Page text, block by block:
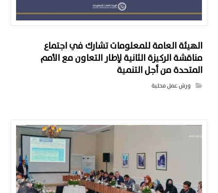
الهيئة العامة للمعلومات تشارك في اجتماع
مناقشة الركيزة الثانية لإطار التعاون مع الأمم
المتحدة من أجل التنمية
ورش عمل محلية